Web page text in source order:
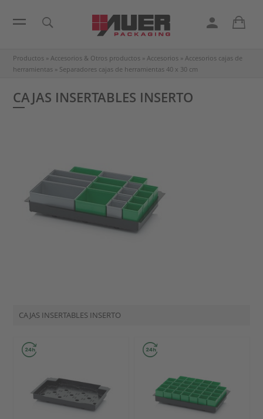
Productos » Accesorios & Otros productos » Accesorios » Accesorios cajas de
herramientas » Separadores cajas de herramientas 40 x 30 cm
CAJAS INSERTABLES INSERTO
CAJAS INSERTABLES INSERTO